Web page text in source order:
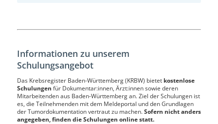
Informationen zu unserem
Schulungsangebot
Das Krebsregister Baden-Württemberg (KRBW) bietet kostenlose
Schulungen für Dokumentar:innen, Ärzt:innen sowie deren
Mitarbeitenden aus Baden-Württemberg an. Ziel der Schulungen ist
es, die Teilnehmenden mit dem Meldeportal und den Grundlagen
der Tumordokumentation vertraut zu machen.Sofern nicht anders
angegeben, finden die Schulungen online statt.